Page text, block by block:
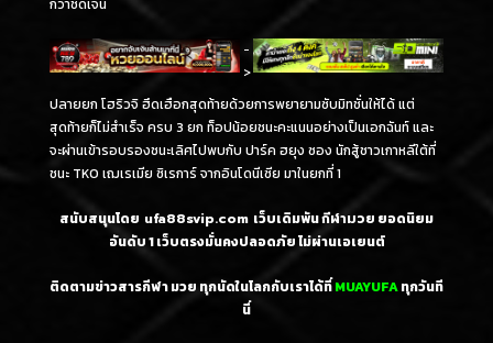
กว่าชัดเจน
-
>
ปลายยก โฮริวจิ ฮึดเฮือกสุดท้ายด้วยการพยายามซับมิทชั่นให้ได้ แต่
สุดท้ายก็ไม่สำเร็จ ครบ 3 ยก ท็อปน้อยชนะคะแนนอย่างเป็นเอกฉันท์ และ
จะผ่านเข้ารอบรองชนะเลิศไปพบกับ ปาร์ค ฮยุง ซอง นักสู้ชาวเกาหลีใต้ที่
ชนะ TKO เฌเรเมีย ซิเรการ์ จากอินโดนีเซีย มาในยกที่ 1
สนับสนุนโดย ufa88svip.com เว็บเดิมพันกีฬามวย ยอดนิยม
อันดับ 1เว็บตรงมั่นคงปลอดภัย ไม่ผ่านเอเยนต์
ติดตามข่าวสารกีฬา มวย ทุกนัดในโลกกับเราได้ที่MUAYUFAทุกวันที
นี่